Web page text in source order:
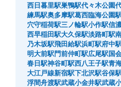
このコインロッカー
東京メトロ東銀座駅改
東京メトロ日比谷線東銀座駅駅から
本日の営業時間:05:00〜23:59
西日暮里駅巣鴨駅代々木公園
練馬駅奥多摩駅葛西臨海公園駅
穴守稲荷駅三ノ輪駅小作駅信
西早稲田駅大久保駅淡路町駅
乃木坂駅飛田給駅浜町駅府中駅
明大前駅門前仲町駅広尾駅国
春日駅神谷町駅西八王子駅青
大江戸線新宿駅下北沢駅谷保駅
浮間舟渡駅武蔵小金井駅武蔵